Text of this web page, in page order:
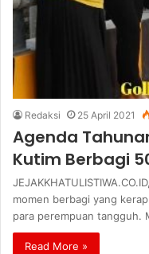
Redaksi 25 April 2021
Agenda
Kutim Berbagi
momen berbagi yang
para perempuan
Read More »